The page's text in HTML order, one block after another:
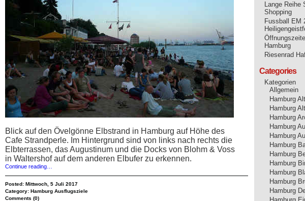
Blick auf den Övelgönne Elbstrand in Hamburg auf Höhe des
Cafe Strandperle. Im Hintergrund sind von links nach rechts die
Elbterrassen, das Augustinum und die Docks von Blohm & Voss
in Waltershof auf dem anderen Elbufer zu erkennen.
Continue reading…
Posted: Mittwoch, 5 Juli 2017
Category: Hamburg Ausflugsziele
Comments (0)
Lange Reihe
Shopping
Fussball EM
Hamburg
Riesenrad
Categories
Kategorien
Allgemein
Hamburg
Hamburg
Hamburg
Hamburg
Hamburg
Hamburg
Hamburg
Hamburg
Hamburg
Hamburg
Hamburg